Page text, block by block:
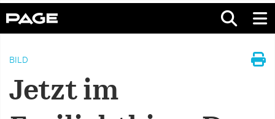
BILD
Jetzt im